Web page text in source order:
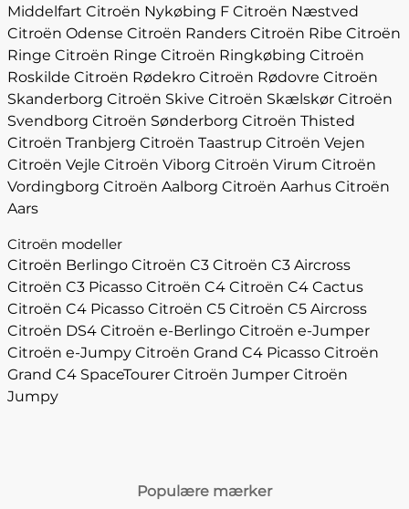
Middelfart Citroën Nykøbing F Citroën Næstved
Citroën Odense Citroën Randers Citroën Ribe Citroën
Ringe Citroën Ringe Citroën Ringkøbing Citroën
Roskilde Citroën Rødekro Citroën Rødovre Citroën
Skanderborg Citroën Skive Citroën Skælskør Citroën
Svendborg Citroën Sønderborg Citroën Thisted
Citroën Tranbjerg Citroën Taastrup Citroën Vejen
Citroën Vejle Citroën Viborg Citroën Virum Citroën
Vordingborg Citroën Aalborg Citroën Aarhus Citroën
Aars
Citroën modeller
Citroën Berlingo Citroën C3 Citroën C3 Aircross
Citroën C3 Picasso Citroën C4 Citroën C4 Cactus
Citroën C4 Picasso Citroën C5 Citroën C5 Aircross
Citroën DS4 Citroën e-Berlingo Citroën e-Jumper
Citroën e-Jumpy Citroën Grand C4 Picasso Citroën
Grand C4 SpaceTourer Citroën Jumper Citroën
Jumpy
Populære mærker